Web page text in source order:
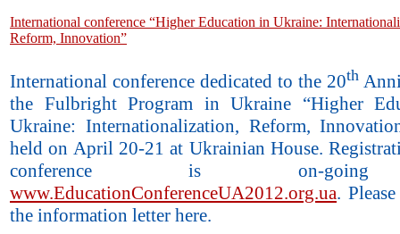
International conference “Higher Education in Ukraine:
Reform, Innovation”
International conference dedicated to the 20th
the Fulbright Program in Ukraine “Higher
Ukraine: Internationalization, Reform,
held on April 20-21 at Ukrainian House.
conference is on-
www.EducationConferenceUA2012.org.ua.
the information letter here.